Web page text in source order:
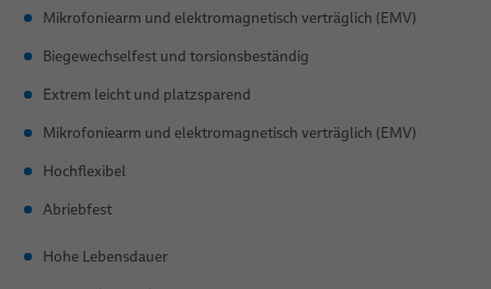
Mikrofoniearm und elektromagnetisch verträglich (EMV)
Biegewechselfest und torsionsbeständig
Extrem leicht und platzsparend
Mikrofoniearm und elektromagnetisch verträglich (EMV)
Hochflexibel
Abriebfest
Hohe Lebensdauer